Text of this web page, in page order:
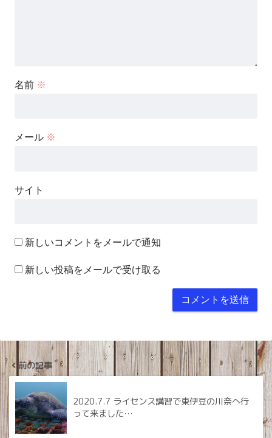
名前 ※
メール ※
サイト
新しいコメントをメールで通知
新しい投稿をメールで受け取る
前の記事
2020.7.7 ライセンス講習で東伊豆の川奈へ行
って来ました…